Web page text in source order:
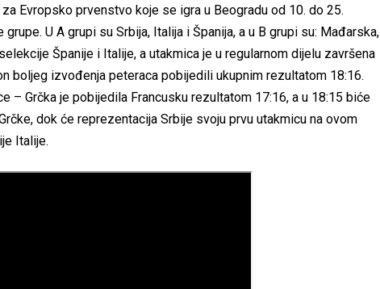
Evropsko prvenstvo koje se igra u Beogradu od 10. do 25.
U A grupi su Srbija, Italija i Španija, a u B grupi su: Mađarska,
Španije i Italije, a utakmica je u regularnom dijelu završena
boljeg izvođenja peteraca pobijedili ukupnim rezultatom 18:16.
– Grčka je pobijedila Francusku rezultatom 17:16, a u 18:15 biće
dok će reprezentacija Srbije svoju prvu utakmicu na ovom
Italije.